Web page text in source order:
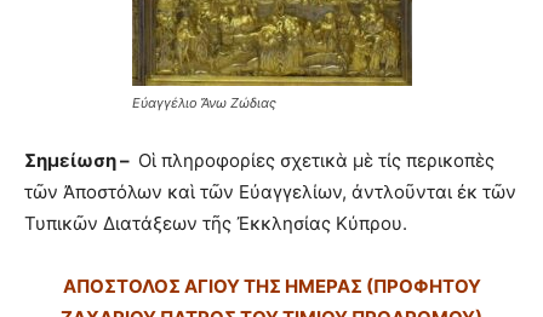
Εὐαγγέλιο Ἄνω Ζώδιας
Σημείωση – Οἱ πληροφορίες σχετικὰ μὲ τίς περικοπὲς
τῶν Ἀποστόλων καὶ τῶν Εὐαγγελίων, ἀντλοῦνται ἐκ τῶν
Τυπικῶν Διατάξεων τῆς Ἐκκλησίας Κύπρου.
ΑΠΟΣΤΟΛΟΣ ΑΓΙΟΥ ΤΗΣ ΗΜΕΡΑΣ (ΠΡΟΦΗΤΟΥ